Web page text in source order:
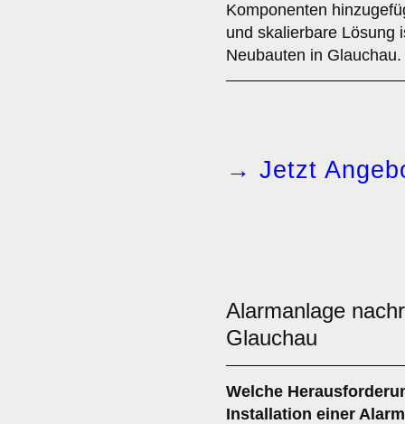
Komponenten
und skalierbare Lösung
Neubauten in Glauchau.
→ Jetzt
Alarmanlage
Glauchau
Welche
Installation einer